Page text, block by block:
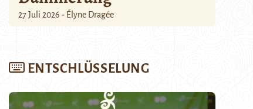
27 Juli 2026 - Élyne Dragée
ENTSCHLÜSSELUNG